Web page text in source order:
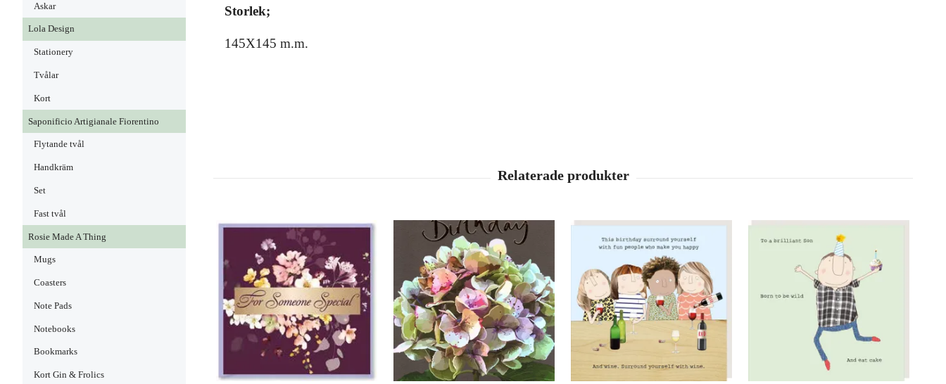
Askar
Lola Design
Stationery
Tvålar
Kort
Saponificio Artigianale Fiorentino
Flytande tvål
Handkräm
Set
Fast tvål
Rosie Made A Thing
Mugs
Coasters
Note Pads
Notebooks
Bookmarks
Kort Gin & Frolics
Storlek;
145X145 m.m.